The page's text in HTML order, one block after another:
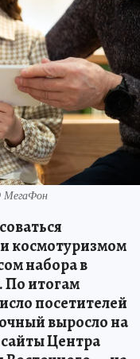
МегаФон
космотуризмом
набора в
По итогам
посетителей
выросло на
Центра